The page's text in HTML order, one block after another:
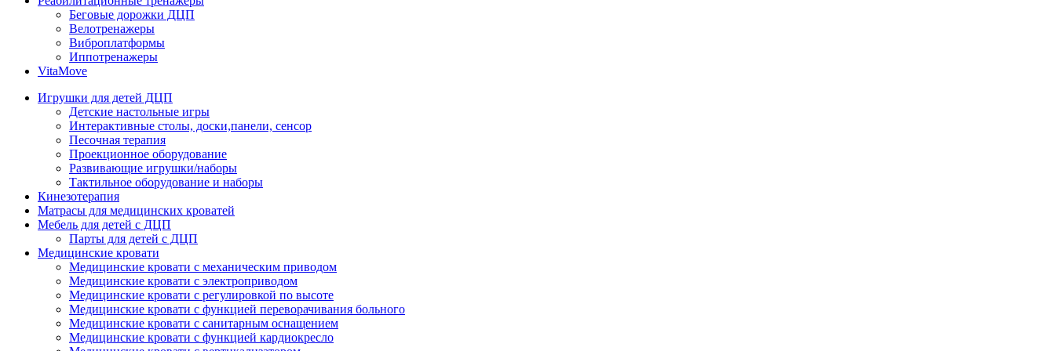
Беговые дорожки ДЦП
Велотренажеры
Виброплатформы
Иппотренажеры
VitaMove
Игрушки для детей ДЦП
Детские настольные игры
Интерактивные столы, доски,панели, сенсор
Песочная терапия
Проекционное оборудование
Развивающие игрушки/наборы
Тактильное оборудование и наборы
Кинезотерапия
Матрасы для медицинских кроватей
Мебель для детей с ДЦП
Парты для детей с ДЦП
Медицинские кровати
Медицинские кровати с механическим приводом
Медицинские кровати с электроприводом
Медицинские кровати с регулировкой по высоте
Медицинские кровати с функцией переворачивания больного
Медицинские кровати с санитарным оснащением
Медицинские кровати с функцией кардиокресло